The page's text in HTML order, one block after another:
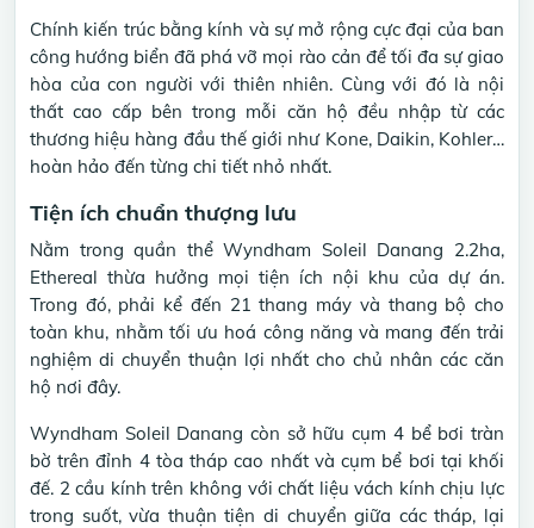
Chính kiến trúc bằng kính và sự mở rộng cực đại của ban
công hướng biển đã phá vỡ mọi rào cản để tối đa sự giao
hòa của con người với thiên nhiên. Cùng với đó là nội
thất cao cấp bên trong mỗi căn hộ đều nhập từ các
thương hiệu hàng đầu thế giới như Kone, Daikin, Kohler…
hoàn hảo đến từng chi tiết nhỏ nhất.
Tiện ích chuẩn thượng lưu
Nằm trong quần thể Wyndham Soleil Danang 2.2ha,
Ethereal thừa hưởng mọi tiện ích nội khu của dự án.
Trong đó, phải kể đến 21 thang máy và thang bộ cho
toàn khu, nhằm tối ưu hoá công năng và mang đến trải
nghiệm di chuyển thuận lợi nhất cho chủ nhân các căn
hộ nơi đây.
Wyndham Soleil Danang còn sở hữu cụm 4 bể bơi tràn
bờ trên đỉnh 4 tòa tháp cao nhất và cụm bể bơi tại khối
đế. 2 cầu kính trên không với chất liệu vách kính chịu lực
trong suốt, vừa thuận tiện di chuyển giữa các tháp, lại